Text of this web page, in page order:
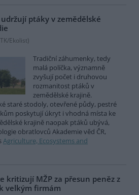
ptáky v zemědělské
Ekolist)
Tradiční záhumenky, tedy
malá políčka, významně
zvyšují počet i druhovou
rozmanitost ptáků v
zemědělské krajině.
staré stodoly, otevřené půdy, pestré
poskytují úkryt i vhodná místa ke
krajině naopak ptáků ubývá,
obratlovců Akademie věd ČR,
Agriculture, Ecosystems and
kritizují MŽP za přesun peněz z
velkým firmám